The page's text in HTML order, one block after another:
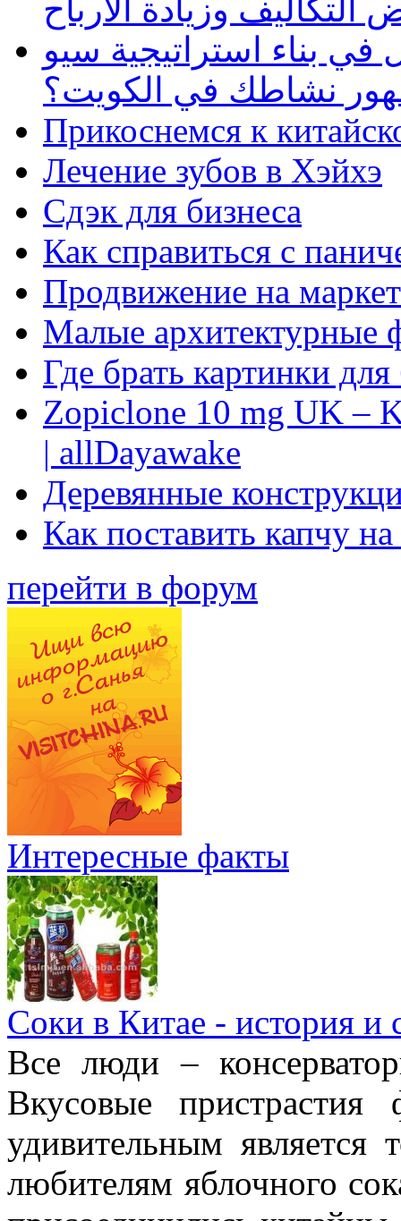
وزيادة الأرباح
بناء استراتيجية سيو
نشاطك في الكويت؟
Прикоснемся к
Лечение зубов в Хэйхэ
Сдэк для бизнеса
Как справиться с
Продвижение на
Малые архитектурные
Где брать картинки
Zopiclone 10 mg UK –
| allDayawake
Деревянные
Как поставить капчу
перейти в форум
Интересные факты
Соки в Китае - история и
Все люди –
Вкусовые
удивительным
любителям яблочного